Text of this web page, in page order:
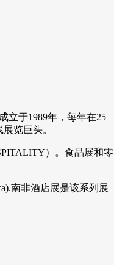
立于1989年，每年在25
览巨头。
）。食品展和零
南非酒店展是该系列展